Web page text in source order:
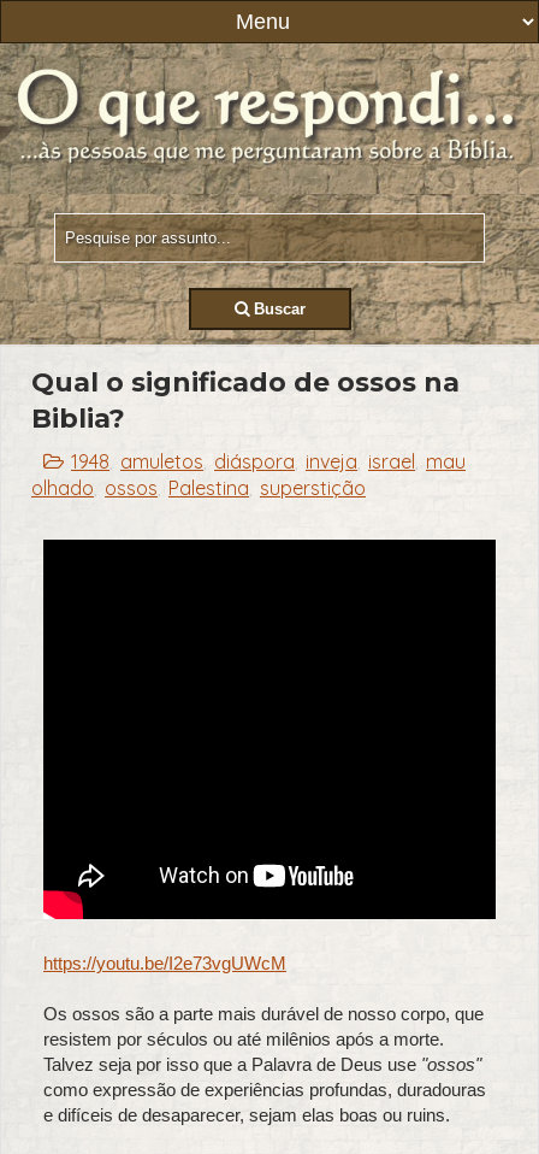
Buscar
Qual o significado de ossos na
Biblia?
1948, amuletos, diáspora, inveja, israel, mau
olhado, ossos, Palestina, superstição
https://youtu.be/I2e73vgUWcM
Os ossos são a parte mais durável de nosso corpo, que
resistem por séculos ou até milênios após a morte.
Talvez seja por isso que a Palavra de Deus use "ossos"
como expressão de experiências profundas, duradouras
e difíceis de desaparecer, sejam elas boas ou ruins.